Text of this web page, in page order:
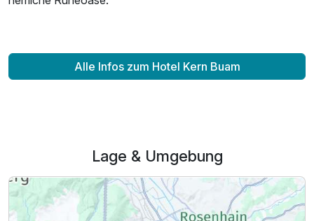
Ausstattung
Alle Infos zum Hotel Kern Buam
Lage & Umgebung